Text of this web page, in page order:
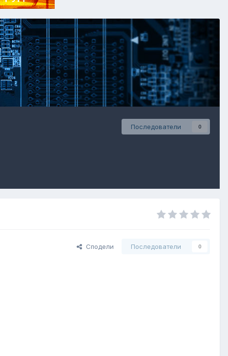
Последователи 0
Сподели Последователи 0